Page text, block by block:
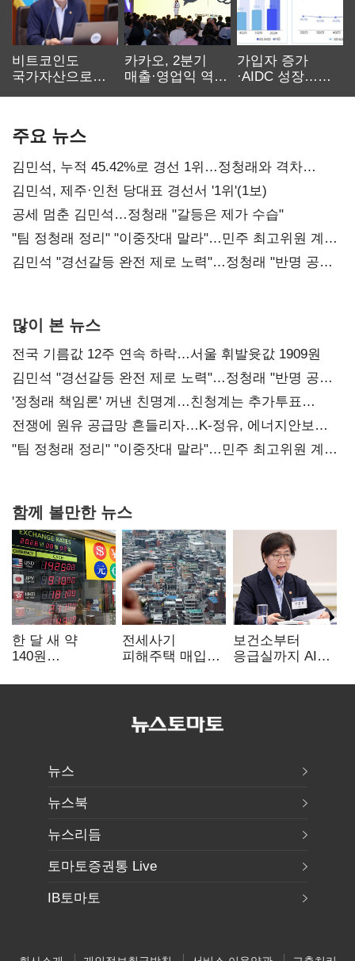
비트코인도
국가자산으로…'
카카오, 2분기
매출·영업익 역대
가입자 증가
·AIDC 성장…
주요 뉴스
김민석, 누적 45.42%로 경선 1위…정청래와 격차
0.86%p(2보)
김민석, 제주·인천 당대표 경선서 '1위'(1보)
공세 멈춘 김민석…정청래 "갈등은 제가 수습"
"팀 정청래 정리" "이중잣대 말라"…민주 최고위원 계파
다툼 격화
김민석 "경선갈등 완전 제로 노력"…정청래 "반명 공세
많이 본 뉴스
전국 기름값 12주 연속 하락…서울 휘발윳값 1909원
김민석 "경선갈등 완전 제로 노력"…정청래 "반명 공세
사과부터"
'정청래 책임론' 꺼낸 친명계…친청계는 추가투표
때리기
전쟁에 원유 공급망 흔들리자…K-정유, 에너지안보
핵심으로 재부상
"팀 정청래 정리" "이중잣대 말라"…민주 최고위원 계파
함께 볼만한 뉴스
한 달 새 약
140원
엔저'에 원화
전세사기
피해주택 매입
누적 피해자
보건소부터
응급실까지 AI
혁신 본격화
뉴스
뉴스북
뉴스리듬
토마토증권통 Live
IB토마토